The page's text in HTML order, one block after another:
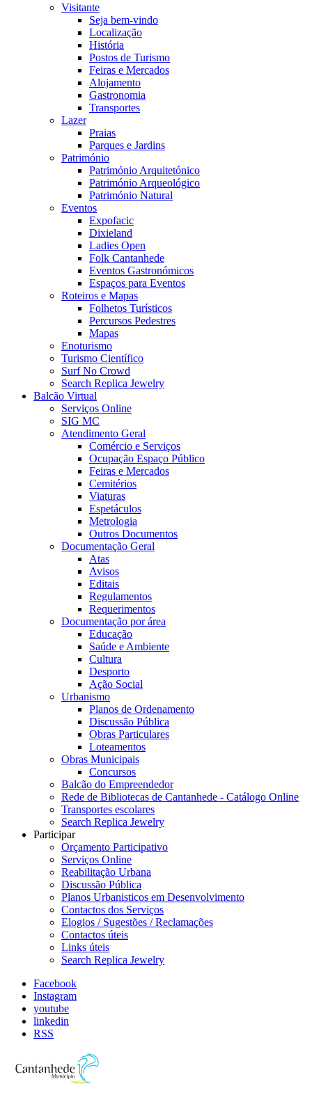
Visitante
Seja bem-vindo
Localização
História
Postos de Turismo
Feiras e Mercados
Alojamento
Gastronomia
Transportes
Lazer
Praias
Parques e Jardins
Património
Património Arquitetónico
Património Arqueológico
Património Natural
Eventos
Expofacic
Dixieland
Ladies Open
Folk Cantanhede
Eventos Gastronómicos
Espaços para Eventos
Roteiros e Mapas
Folhetos Turísticos
Percursos Pedestres
Mapas
Enoturismo
Turismo Científico
Surf No Crowd
Search Replica Jewelry
Balcão Virtual
Serviços Online
SIG MC
Atendimento Geral
Comércio e Serviços
Ocupação Espaço Público
Feiras e Mercados
Cemitérios
Viaturas
Espetáculos
Metrologia
Outros Documentos
Documentação Geral
Atas
Avisos
Editais
Regulamentos
Requerimentos
Documentação por área
Educação
Saúde e Ambiente
Cultura
Desporto
Ação Social
Urbanismo
Planos de Ordenamento
Discussão Pública
Obras Particulares
Loteamentos
Obras Municipais
Concursos
Balcão do Empreendedor
Rede de Bibliotecas de Cantanhede - Catálogo Online
Transportes escolares
Search Replica Jewelry
Participar
Orçamento Participativo
Serviços Online
Reabilitação Urbana
Discussão Pública
Planos Urbanisticos em Desenvolvimento
Contactos dos Serviços
Elogios / Sugestões / Reclamações
Contactos úteis
Links úteis
Search Replica Jewelry
Facebook
Instagram
youtube
linkedin
RSS